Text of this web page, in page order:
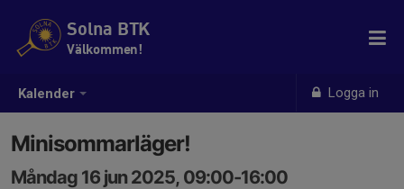
Kalender Logga in
Solna BTK
Välkommen!
Minisommarläger!
Måndag 16 jun 2025, 09:00-16:00